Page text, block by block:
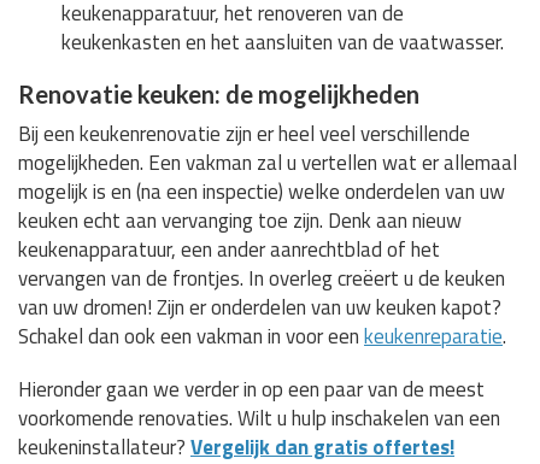
keukenapparatuur, het renoveren van de
keukenkasten en het aansluiten van de vaatwasser.
Renovatie keuken: de mogelijkheden
Bij een keukenrenovatie zijn er heel veel verschillende
mogelijkheden. Een vakman zal u vertellen wat er allemaal
mogelijk is en (na een inspectie) welke onderdelen van uw
keuken echt aan vervanging toe zijn. Denk aan nieuw
keukenapparatuur, een ander aanrechtblad of het
vervangen van de frontjes. In overleg creëert u de keuken
van uw dromen! Zijn er onderdelen van uw keuken kapot?
Schakel dan ook een vakman in voor eenkeukenreparatie.
Hieronder gaan we verder in op een paar van de meest
voorkomende renovaties. Wilt u hulp inschakelen van een
keukeninstallateur?Vergelijk dan gratis offertes!